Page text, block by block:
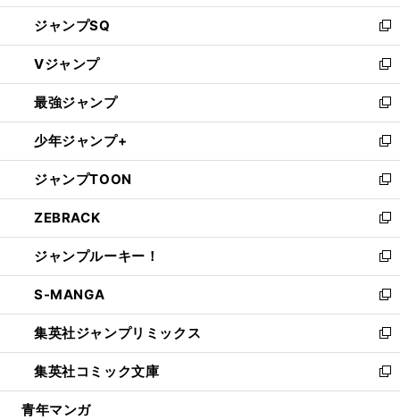
し
い
ウ
ィ
ン
ド
ウ
で
開
く
ジャンプSQ
新
し
い
ウ
ィ
ン
ド
ウ
で
開
く
Vジャンプ
新
し
い
ウ
ィ
ン
ド
ウ
で
開
く
最強ジャンプ
新
し
い
ウ
ィ
ン
ド
ウ
で
開
く
少年ジャンプ+
新
し
い
ウ
ィ
ン
ド
ウ
で
開
く
ジャンプTOON
新
し
い
ウ
ィ
ン
ド
ウ
で
開
く
ZEBRACK
新
し
い
ウ
ィ
ン
ド
ウ
で
開
ジャンプルーキー！
新
し
い
ウ
ィ
ン
ド
ウ
S-MANGA
新
し
い
ウ
ィ
ン
集英社ジャンプリミックス
新
し
い
ウ
集英社コミック文庫
新
し
青年マンガ